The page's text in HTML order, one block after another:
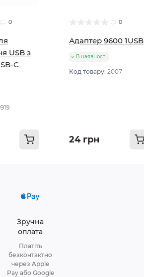
0
USB з
C
0
Адаптер 9600 1USB
В наявності
Код товару: 2007
24 грн
Зручна
оплата
Платіть
безконтактно
через Apple
Pay або Google